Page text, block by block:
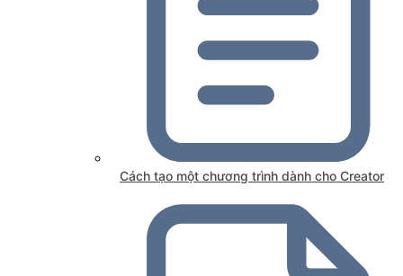
Cách tạo một chương trình dành cho Creator